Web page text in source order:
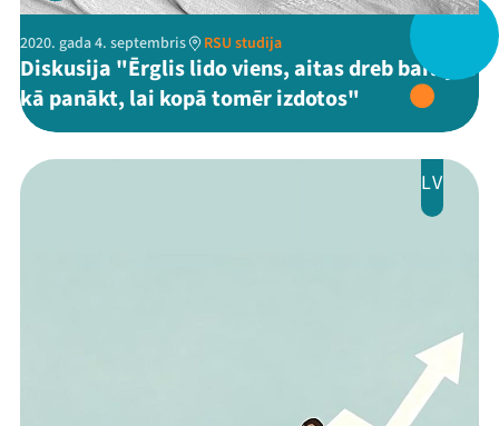
Ziedo
Veikals
TikTok
2020. gada 4. septembris RSU studija
Diskusija "Ērglis lido viens, aitas dreb barā jeb
kā panākt, lai kopā tomēr izdotos"
LV